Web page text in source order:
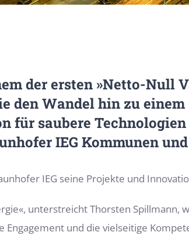
der ersten »Netto-Null
den Wandel hin zu
für saubere
IEG Kommunen
IEG seine Projekte und
unterstreicht Thorsten Spillmann,
und die vielseitige